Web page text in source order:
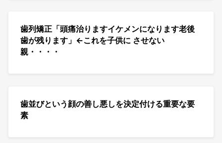
歯列矯正「頭痛治りますイケメンになります老後
歯が残ります」←これを子供に させない
親・・・・
歯並びという顔の善し悪しを決定付ける重要な要
素